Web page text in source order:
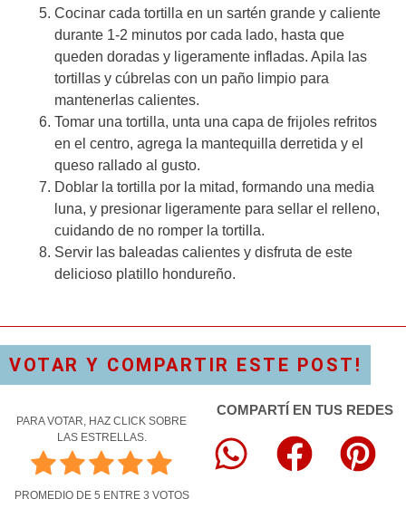
Cocinar cada tortilla en un sartén grande y caliente
durante 1-2 minutos por cada lado, hasta que
queden doradas y ligeramente infladas. Apila las
tortillas y cúbrelas con un paño limpio para
mantenerlas calientes.
Tomar una tortilla, unta una capa de frijoles refritos
en el centro, agrega la mantequilla derretida y el
queso rallado al gusto.
Doblar la tortilla por la mitad, formando una media
luna, y presionar ligeramente para sellar el relleno,
cuidando de no romper la tortilla.
Servir las baleadas calientes y disfruta de este
delicioso platillo hondureño.
VOTAR Y COMPARTIR ESTE POST!
PARA VOTAR, HAZ CLICK SOBRE
LAS ESTRELLAS.
PROMEDIO DE 5 ENTRE 3 VOTOS
COMPARTÍ EN TUS REDES